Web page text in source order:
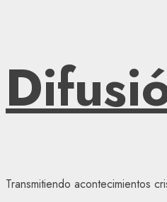
al
contenido
Transmitiendo acontecimientos